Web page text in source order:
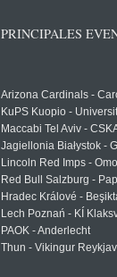
PRINCIPALES
Arizona Cardinals -
KuPS Kuopio -
Maccabi Tel Aviv -
Jagiellonia Białystok -
Lincoln Red Imps -
Red Bull Salzburg -
Hradec Králové -
Lech Poznań - KÍ
PAOK - Anderlecht
Thun - Vikingur